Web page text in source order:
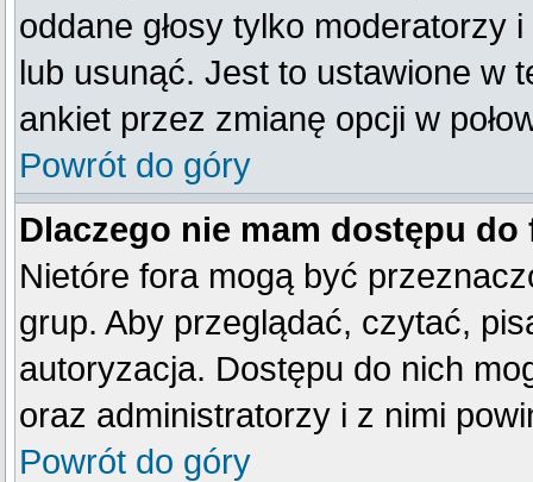
oddane głosy tylko moderatorzy
lub usunąć. Jest to ustawione w
ankiet przez zmianę opcji w
Powrót do góry
Dlaczego nie mam dostępu do
Nietóre fora mogą być
grup. Aby przeglądać, czytać,
autoryzacja. Dostępu do nich
oraz administratorzy i z nimi
Powrót do góry